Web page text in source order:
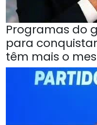
Programas do
para
têm mais o